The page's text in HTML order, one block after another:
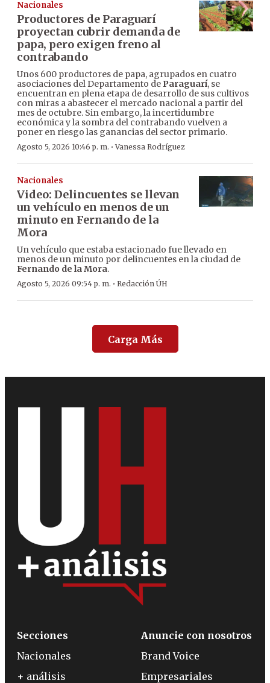
Nacionales
Productores de Paraguarí
proyectan cubrir demanda de
papa, pero exigen freno al
contrabando
Unos 600 productores de papa, agrupados en cuatro
asociaciones del Departamento de Paraguarí, se
encuentran en plena etapa de desarrollo de sus cultivos
con miras a abastecer el mercado nacional a partir del
mes de octubre. Sin embargo, la incertidumbre
económica y la sombra del contrabando vuelven a
poner en riesgo las ganancias del sector primario.
Agosto 5, 2026 10:46 p. m. ·Vanessa Rodríguez
Nacionales
Video: Delincuentes se llevan
un vehículo en menos de un
minuto en Fernando de la
Mora
Un vehículo que estaba estacionado fue llevado en
menos de un minuto por delincuentes en la ciudad de
Fernando de la Mora.
Agosto 5, 2026 09:54 p. m. · Redacción ÚH
Carga Más
Secciones
Nacionales
+ análisis
Anuncie con nosotros
Brand Voice
Empresariales